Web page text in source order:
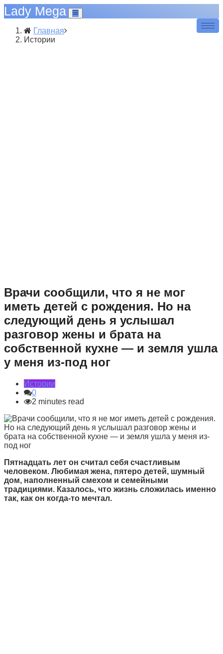
Lady Mega
Главная
Истории
Врачи сообщили, что я не мог
иметь детей с рождения. Но на
следующий день я услышал
разговор жены и брата на
собственной кухне — и земля ушла
у меня из-под ног
Истории
0
2 minutes read
Пятнадцать лет он считал себя счастливым
человеком. Любимая жена, пятеро детей, шумный
дом, наполненный смехом и семейными
традициями. Казалось, что жизнь сложилась именно
так, как он когда-то мечтал.